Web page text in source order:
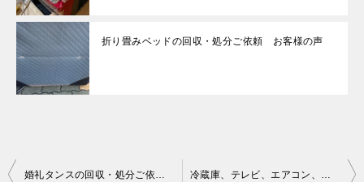
折り畳みベッドの回収・処分ご依頼 お客様の声
投
婚礼タンスの回収・処分ご依頼 お客様の声 冷蔵庫、テレビ、エアコン、洗濯機等の回収・処分ご依頼 お客様の声